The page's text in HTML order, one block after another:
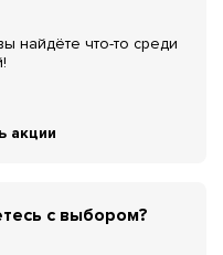
найдёте что-то среди
акции
с выбором?